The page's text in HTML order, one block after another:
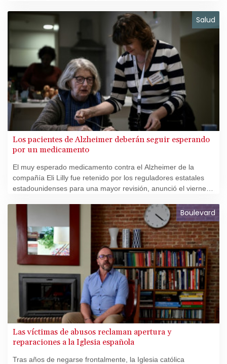
presidente Joe Biden ante el Congreso.
Salud
Los pacientes de Alzheimer deberán seguir esperando
por un medicamento
El muy esperado medicamento contra el Alzheimer de la
compañía Eli Lilly fue retenido por los reguladores estatales
estadounidenses para una mayor revisión, anunció el viernes
sufren este devastador trastorno cerebral.
Boulevard
Las víctimas de abusos reclaman apertura y
reparaciones a la Iglesia española
Tras años de negarse frontalmente, la Iglesia católica